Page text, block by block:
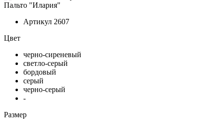
Пальто "Илария"
Артикул 2607
Цвет
черно-сиреневый
светло-серый
бордовый
серый
черно-серый
-
Размер